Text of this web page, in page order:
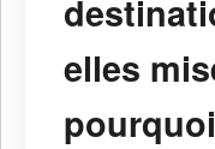
elles